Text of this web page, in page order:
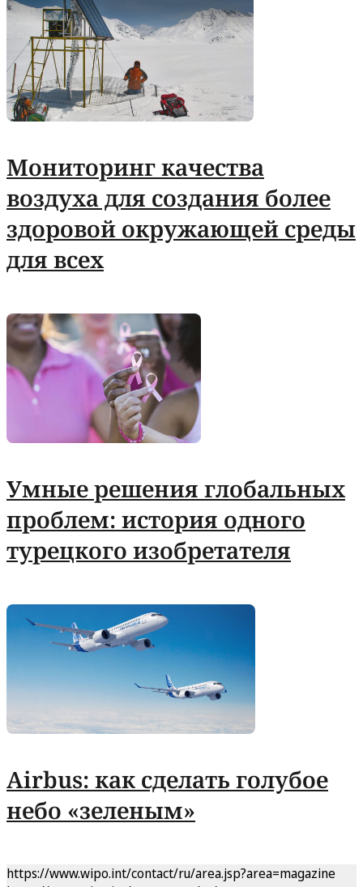
Мониторинг качества
воздуха для создания более
здоровой окружающей среды
для всех
Умные решения глобальных
проблем: история одного
турецкого изобретателя
Airbus: как сделать голубое
небо «зеленым»
https://www.wipo.int/contact/ru/area.jsp?area=magazine